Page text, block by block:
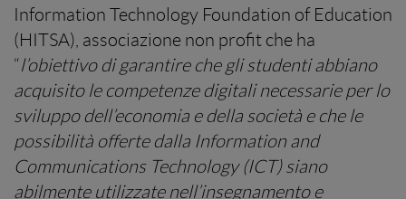
Information Technology Foundation of Education
(HITSA), associazione non profit che ha
“l’obiettivo di garantire che gli studenti abbiano
acquisito le competenze digitali necessarie per lo
sviluppo dell’economia e della società e che le
possibilità offerte dalla Information and
Communications Technology (ICT) siano
abilmente utilizzate nell’insegnamento e